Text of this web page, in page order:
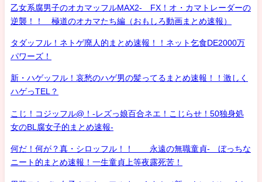
乙女系腐男子のオカマッフルMAX2- FX！オ・カマトレーダーの
逆襲！！ 極道のオカマたち編（おもしろ動画まとめ速報）
タダッフル！ネトゲ廃人的まとめ速報！！ネット乞食DE2000万
パワーズ！
新・ハゲッフル！哀愁のハゲ男の髪ってるまとめ速報！！激しく
ハゲっTEL？
こじ！コジッフル@！-レズっ娘百合ネエ！こじらせ！50独身処
女のBL腐女子的まとめ速報-
何だ！何が？真・シロッフル！！ 永遠の無職童貞- ぼっちな
ニート的まとめ速報！一生童貞上等夜露死苦！